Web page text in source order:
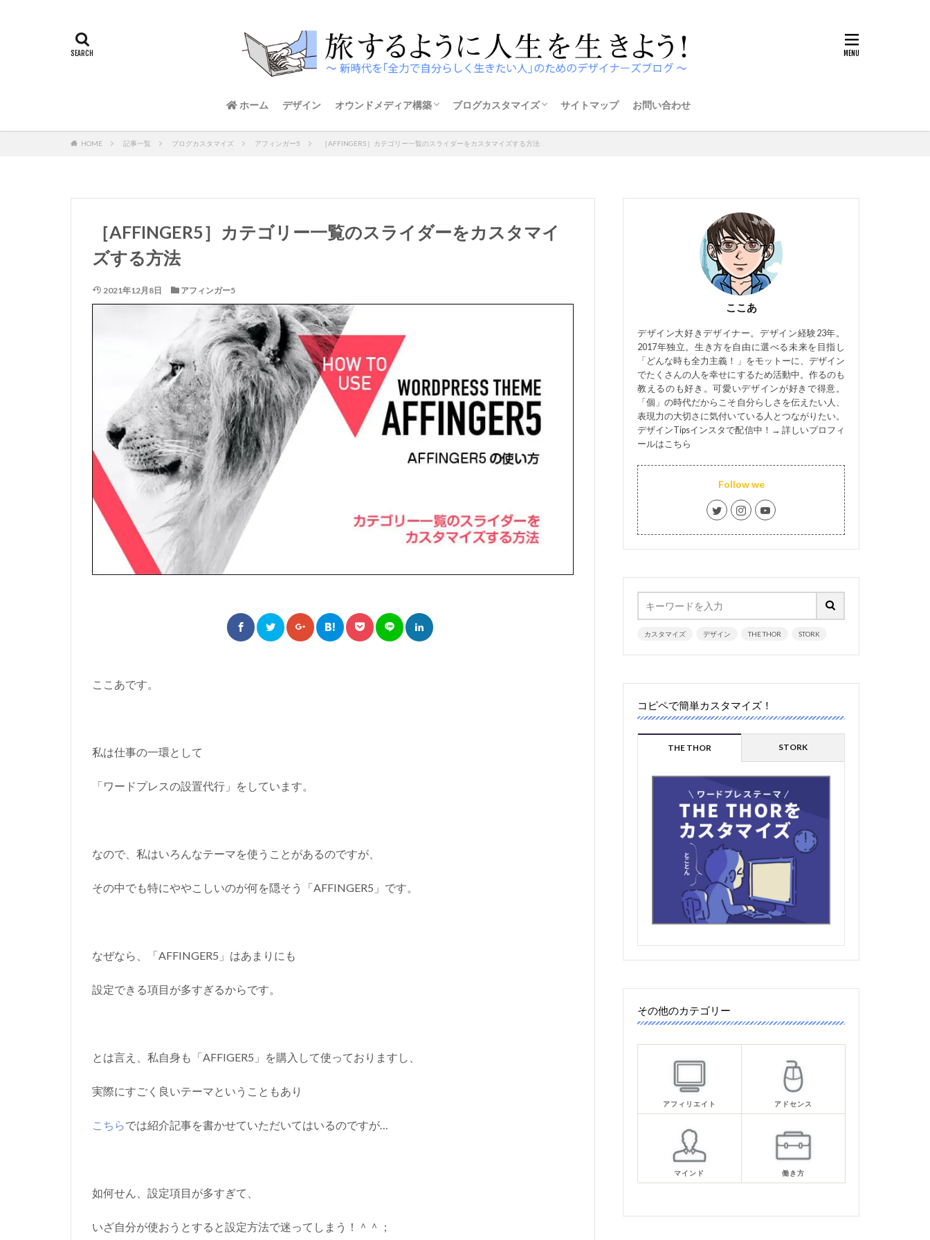
ホーム デザイン オウンドメディア構築
構築方法
テーマの選び方
ブログカスタマイズ
ザ・トール
ストーク
アフィンガー5
スウェル
サイトマップ お問い合わせ
HOME 記事一覧 ブログカスタマイズ アフィンガー5 ［AFFINGER5］カテゴリー一覧のスライダーをカスタマイズする方法
［AFFINGER5］カテゴリー一覧のスライダーをカスタマイ
ズする方法
2021年12月8日 アフィンガー5
ここあです。
私は仕事の一環として
「ワードプレスの設置代行 」をしています。
なので、私はいろんなテーマを使うことがあるのですが、
その中でも特にややこしいのが何を隠そう「AFFINGER5 」です。
なぜなら、「AFFINGER5」はあまりにも
設定できる項目が多すぎるからです。
とは言え、私自身も「AFFIGER5」を購入して使っておりますし、
実際にすごく良いテーマということもあり
こちらでは紹介記事を書かせていただいてはいるのですが…
如何せん、設定項目が多すぎて、
いざ自分が使おうとすると設定方法で迷ってしまう！＾＾；
ここあ
デザイン大好きデザイナー。デザイン経験23年。
2017年独立。生き方を自由に選べる未来を目指し
「どんな時も全力主義！」をモットーに、デザイン
でたくさんの人を幸せにするため活動中。作るのも
教えるのも好き。可愛いデザインが好きで得意。
「個」の時代だからこそ自分らしさを伝えたい人、
表現力の大切さに気付いている人とつながりたい。
デザインTipsインスタで配信中！→ 詳しいプロフィ
ールはこちら
Follow we
カスタマイズ デザイン THE THOR STORK
コピペで簡単カスタマイズ！
THE THOR STORK
その他のカテゴリー
アフィリエイト アドセンス
マインド 働き方